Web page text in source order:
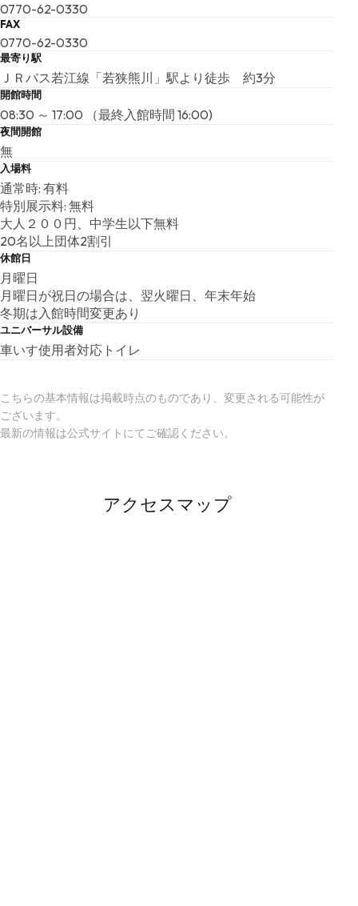
0770-62-0330
FAX
0770-62-0330
最寄り駅
ＪＲバス若江線「若狭熊川」駅より徒歩 約3分
開館時間
08:30 ～ 17:00 （最終入館時間 16:00)
夜間開館
無
入場料
通常時: 有料
特別展示料: 無料
大人２００円、中学生以下無料
20名以上団体2割引
休館日
月曜日
月曜日が祝日の場合は、翌火曜日、年末年始
冬期は入館時間変更あり
ユニバーサル設備
車いす使用者対応トイレ
こちらの基本情報は掲載時点のものであり、変更される可能性が
ございます。
最新の情報は公式サイトにてご確認ください。
アクセスマップ